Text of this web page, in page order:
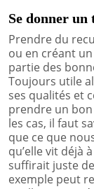
Se donner un
Prendre du
ou en créant
partie des
Toujours utile
ses qualités et
prendre un
les cas, il faut
que ce que
qu’elle vit déjà
suffirait juste
exemple peut